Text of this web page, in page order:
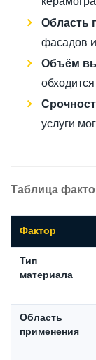
Область
фасадов
Объём
услуги
Таблица
Фактор
Тип
материала
Область
применения